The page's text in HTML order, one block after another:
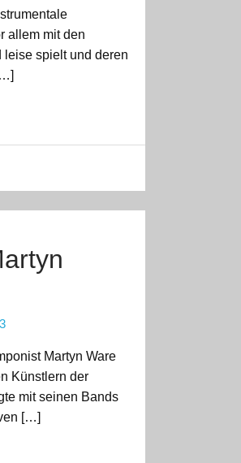
allem mit den
leise spielt und deren
Martyn Ware
Künstlern der
mit seinen Bands
[…]